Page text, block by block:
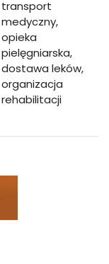
transport
medyczny,
opieka
pielęgniarska,
dostawa leków,
organizacja
rehabilitacji